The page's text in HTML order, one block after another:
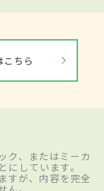
こちら
ク、またはミーカ
しています。
すが、内容を完全